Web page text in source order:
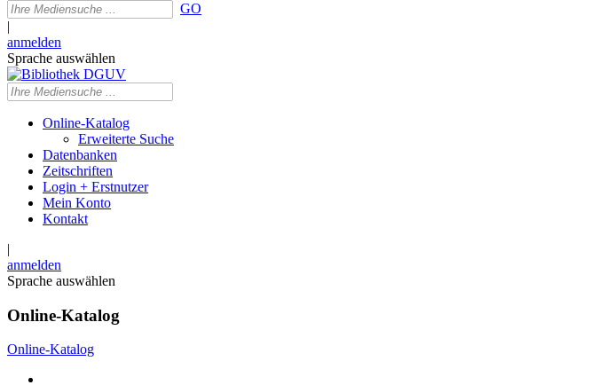
GO
|
anmelden
Sprache auswählen
Online-Katalog
Erweiterte Suche
Datenbanken
Zeitschriften
Login + Erstnutzer
Mein Konto
Kontakt
|
anmelden
Sprache auswählen
Online-Katalog
Online-Katalog